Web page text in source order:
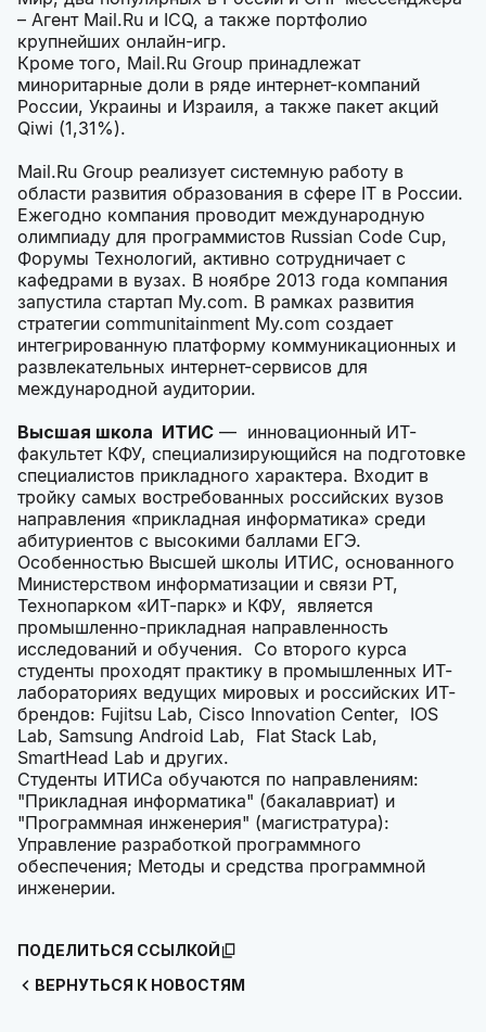
– Агент Mail.Ru и ICQ, а также портфолио
крупнейших онлайн-игр.
Кроме того, Mail.Ru Group принадлежат
миноритарные доли в ряде интернет-компаний
России, Украины и Израиля, а также пакет акций
Qiwi (1,31%).
Mail.Ru Group реализует системную работу в
области развития образования в сфере IT в России.
Ежегодно компания проводит международную
олимпиаду для программистов Russian Code Cup,
Форумы Технологий, активно сотрудничает с
кафедрами в вузах. В ноябре 2013 года компания
запустила стартап My.com. В рамках развития
стратегии communitainment My.com создает
интегрированную платформу коммуникационных и
развлекательных интернет-сервисов для
международной аудитории.
Высшая школа ИТИС — инновационный ИТ-
факультет КФУ, специализирующийся на подготовке
специалистов прикладного характера. Входит в
тройку самых востребованных российских вузов
направления «прикладная информатика» среди
абитуриентов с высокими баллами ЕГЭ.
Особенностью Высшей школы ИТИС, основанного
Министерством информатизации и связи РТ,
Технопарком «ИТ-парк» и КФУ, является
промышленно-прикладная направленность
исследований и обучения. Со второго курса
студенты проходят практику в промышленных ИТ-
лабораториях ведущих мировых и российских ИТ-
брендов: Fujitsu Lab, Cisco Innovation Center, IOS
Lab, Samsung Android Lab, Flat Stack Lab,
SmartHead Lab и других.
Студенты ИТИСа обучаются по направлениям:
"Прикладная информатика" (бакалавриат) и
"Программная инженерия" (магистратура):
Управление разработкой программного
обеспечения; Методы и средства программной
инженерии.
ВЕРНУТЬСЯ К НОВОСТЯМ
ПОДЕЛИТЬСЯ ССЫЛКОЙ